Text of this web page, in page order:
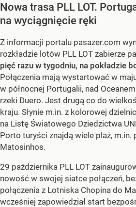
Nowa trasa PLL LOT.
na wyciągnięcie ręki
Z informacji portalu pasazer.com
rozkładzie lotów PLL LOT zabierze
pięć razu w tygodniu, na pokładzie
Połączenia mają wystartować w
w północnej Portugalii, nad
rzeki Duero. Jest drugą co do
kraju. Słynie m.in. z kolorowej
na Listę Światowego Dziedzictwa
Porto turyści znajdą wiele plaż, m.in.
Matosinhos.
29 października PLL LOT
nowość w swojej siatce połączeń,
połączenia z Lotniska Chopina do
wcześniej zapowiedział start